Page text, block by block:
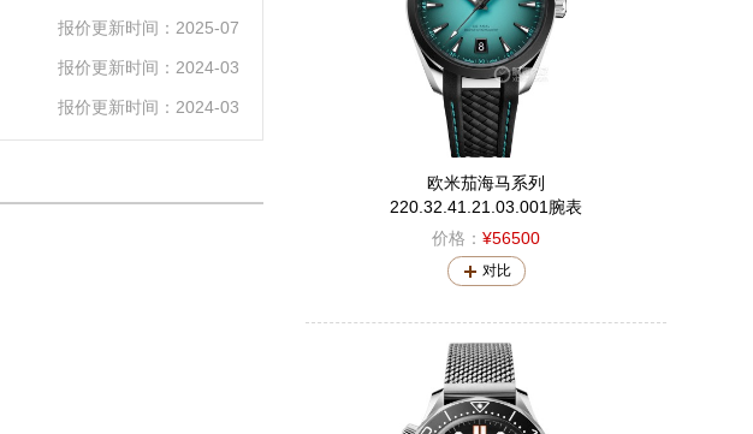
报价更新时间：2025-07
报价更新时间：2024-03
报价更新时间：2024-03
欧米茄海马系列
220.32.41.21.03.001腕表
价格： ¥56500
对比